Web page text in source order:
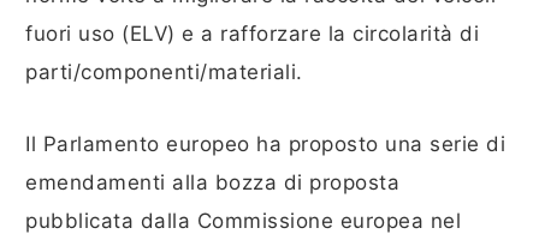
fuori uso (ELV) e a rafforzare la circolarità di
parti/componenti/materiali.
Il Parlamento europeo ha proposto una serie di
emendamenti alla bozza di proposta
pubblicata dalla Commissione europea nel